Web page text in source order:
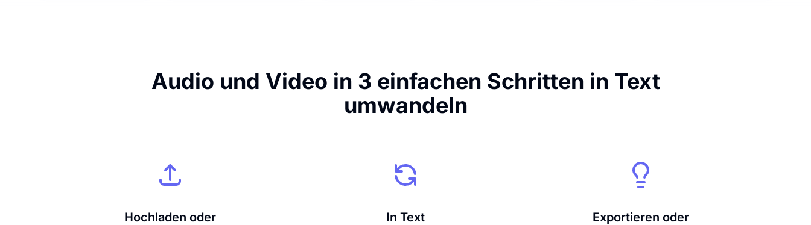
Audio und Video in 3 einfachen Schritten in Text
umwandeln
Hochladen oder
In Text
Exportieren oder